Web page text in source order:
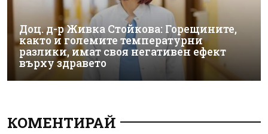
Доц. д-р Живка Стойкова: Горещините,
както и големите температурни
разлики, имат своя негативен ефект
върху здравето
КОМЕНТИРАЙ